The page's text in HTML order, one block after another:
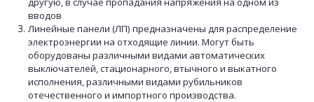
вводов
Линейные панели (ЛП) предназначены для распределение
электроэнергии на отходящие линии. Могут быть
оборудованы различными видами автоматических
выключателей, стационарного, втычного и выкатного
исполнения, различными видами рубильников
отечественного и импортного производства.